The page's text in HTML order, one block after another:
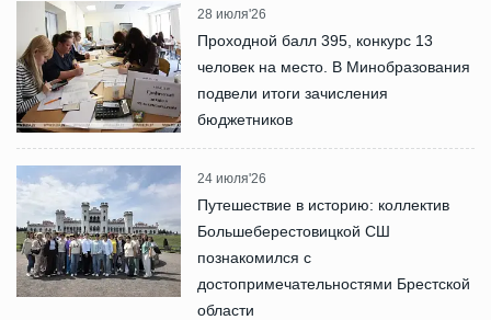
28 июля'26
Проходной балл 395, конкурс 13
человек на место. В Минобразования
подвели итоги зачисления
бюджетников
24 июля'26
Путешествие в историю: коллектив
Большеберестовицкой СШ
познакомился с
достопримечательностями Брестской
области